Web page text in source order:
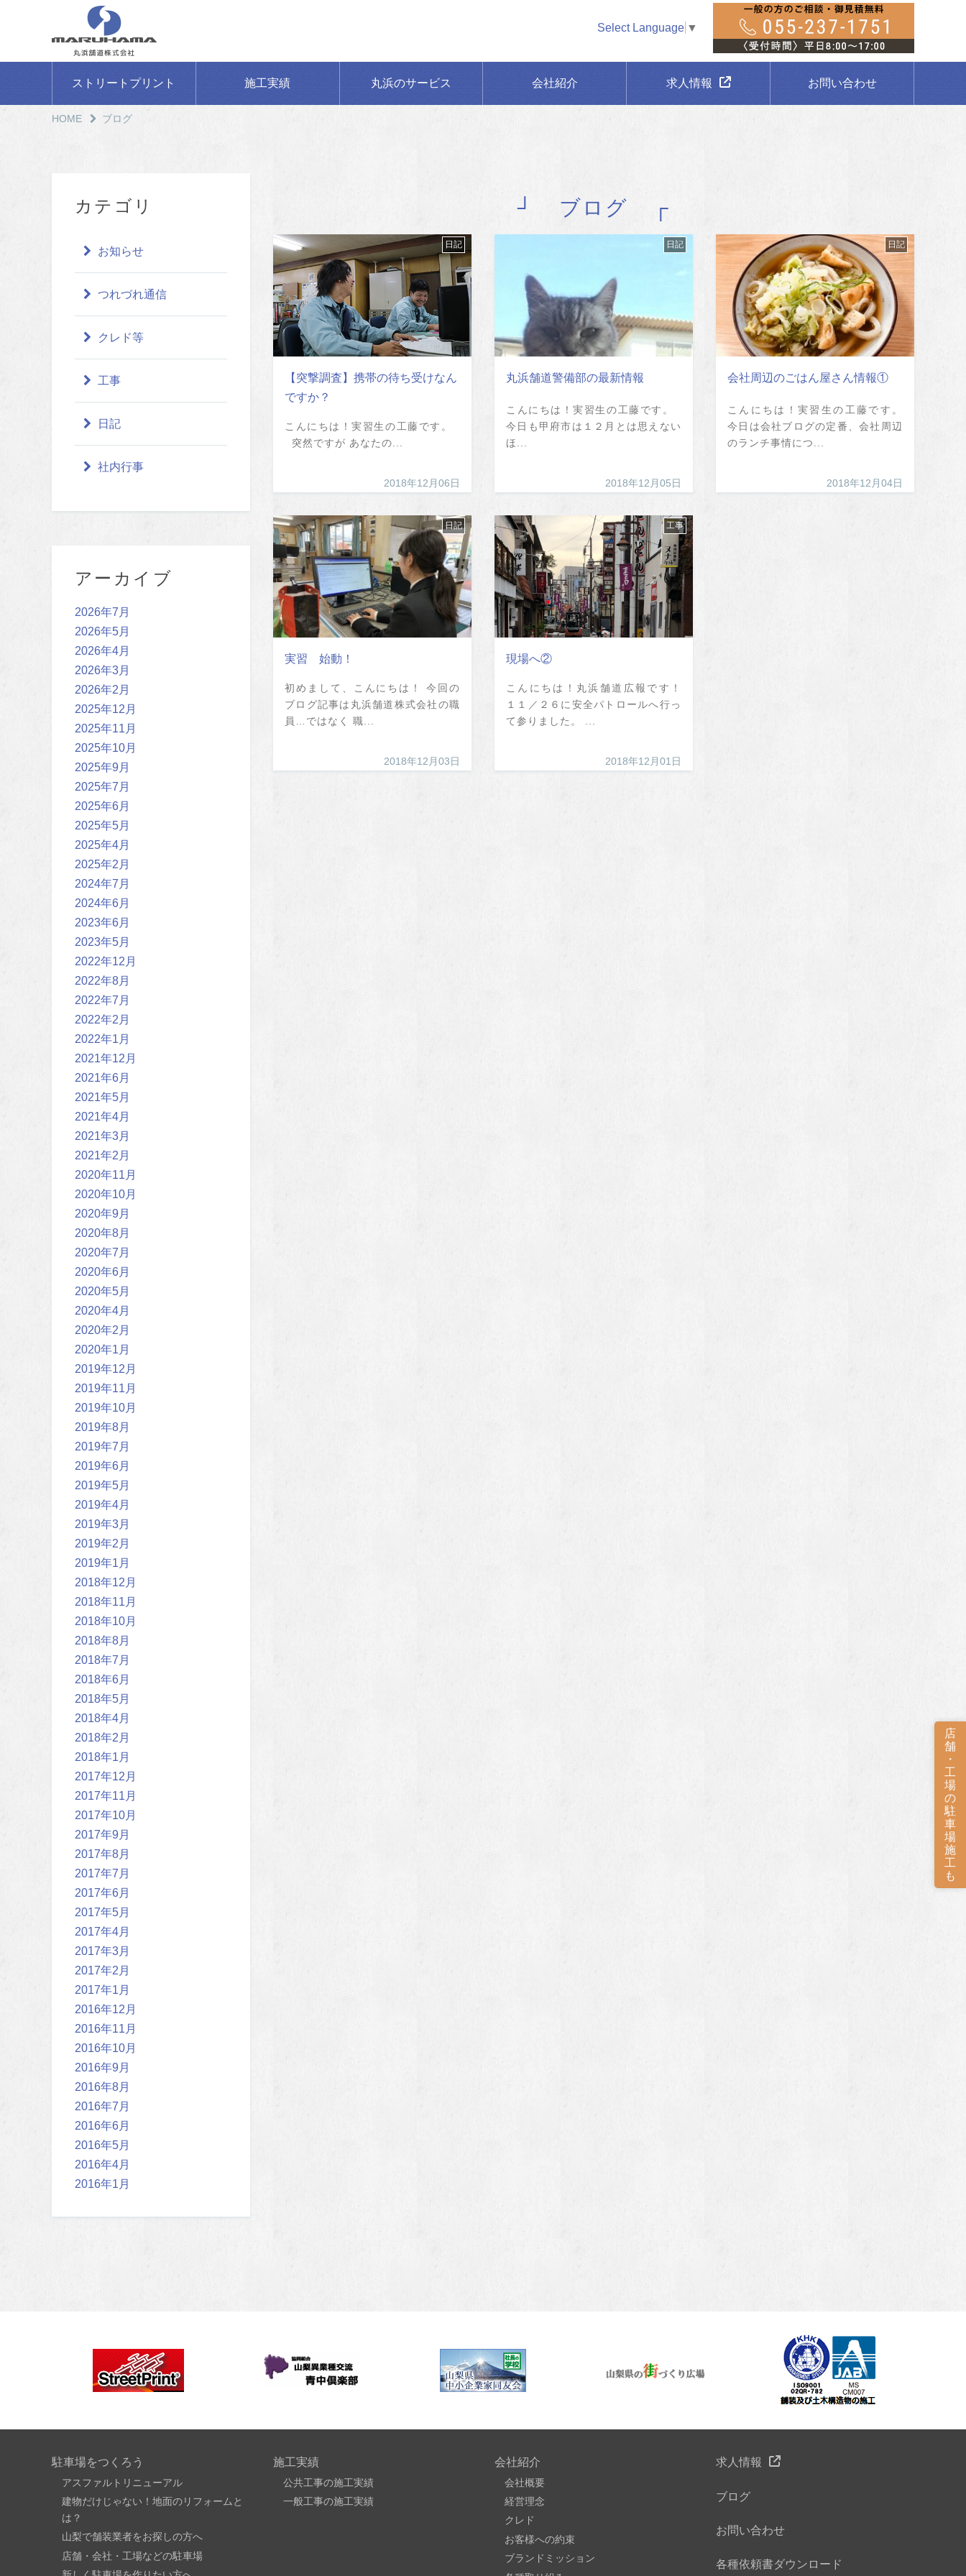
Select Language ▼
ストリートプリント 施工実績 丸浜のサービス 会社紹介 求人情報 お問い合わせ
HOME ブログ
ブログ
【突撃調査】携帯の待ち受けなん
ですか？
日記
こんにちは！実習生の工藤です。
突然ですが あなたの...
2018年12月06日
丸浜舗道警備部の最新情報
日記
こんにちは！実習生の工藤です。
今日も甲府市は１２月とは思えない
ほ...
2018年12月05日
会社周辺のごはん屋さん情報①
日記
こんにちは！実習生の工藤です。
今日は会社ブログの定番、会社周辺
のランチ事情につ...
2018年12月04日
実習 始動！
日記
初めまして、こんにちは！ 今回の
ブログ記事は丸浜舗道株式会社の職
員…ではなく 職...
2018年12月03日
現場へ②
工事
こんにちは！丸浜舗道広報です！
１１／２６に安全パトロールへ行っ
て参りました。 ...
2018年12月01日
カテゴリ
お知らせ
つれづれ通信
クレド等
工事
日記
社内行事
アーカイブ
2026年7月
2026年5月
2026年4月
2026年3月
2026年2月
2025年12月
2025年11月
2025年10月
2025年9月
2025年7月
2025年6月
2025年5月
2025年4月
2025年2月
2024年7月
2024年6月
2023年6月
2023年5月
2022年12月
2022年8月
2022年7月
2022年2月
2022年1月
2021年12月
2021年6月
2021年5月
2021年4月
2021年3月
2021年2月
2020年11月
2020年10月
2020年9月
2020年8月
2020年7月
2020年6月
2020年5月
2020年4月
2020年2月
2020年1月
2019年12月
2019年11月
2019年10月
2019年8月
2019年7月
2019年6月
2019年5月
2019年4月
2019年3月
2019年2月
2019年1月
2018年12月
2018年11月
2018年10月
2018年8月
2018年7月
2018年6月
2018年5月
2018年4月
2018年2月
2018年1月
2017年12月
2017年11月
2017年10月
2017年9月
2017年8月
2017年7月
2017年6月
2017年5月
2017年4月
2017年3月
2017年2月
2017年1月
2016年12月
2016年11月
2016年10月
2016年9月
2016年8月
2016年7月
2016年6月
2016年5月
2016年4月
2016年1月
駐車場をつくろう
アスファルトリニューアル
建物だけじゃない！地面のリフォームと
は？
山梨で舗装業者をお探しの方へ
店舗・会社・工場などの駐車場
施工実績
公共工事の施工実績
一般工事の施工実績
会社紹介
会社概要
経営理念
クレド
お客様への約束
ブランドミッション
求人情報
ブログ
お問い合わせ
各種依頼書ダウンロード
店
舗
・
工
場
の
駐
車
場
施
工
も